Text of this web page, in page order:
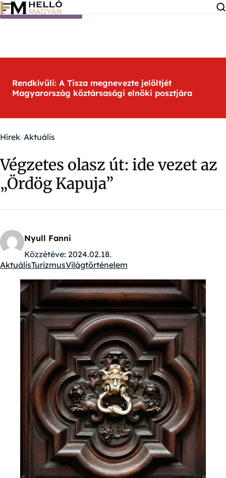
Ugrás a tartalomra
Rendkívüli: A Tisza megnevezte jelöltjét
Magyarország köztársasági elnöki posztjára
Hírek Aktuális
Végzetes olasz út: ide vezet az
„Ördög Kapuja”
Nyull Fanni
Közzétéve: 2024.02.18.
Kategóriák:
AktuálisTurizmusVilágtörténelem